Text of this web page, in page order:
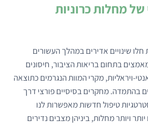
מחלות כרוניות
חלו שינויים אדירים במהלך העשורים
בתחום בריאות הציבור, חיסונים
ויראליות, מקרי המוות הנגרמים כתוצאה
בהתמדה. מחקרים בסיסיים פורצי דרך
טיפול חדשות מאפשרות לנו
ויותר מחלות, ביניהן מצבים נדירים